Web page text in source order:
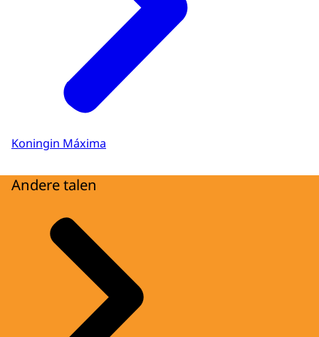
Koningin Máxima
Andere talen